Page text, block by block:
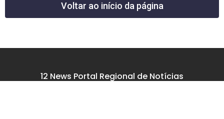
Voltar ao início da página
12 News Portal Regional de Notícias